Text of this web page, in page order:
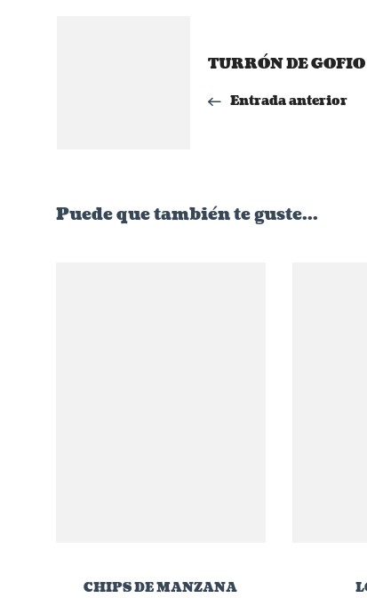
NavegaciónTURRÓN DE GOFIO
Entrada anterior
Puede que también te guste...
CHIPS DE MANZANA